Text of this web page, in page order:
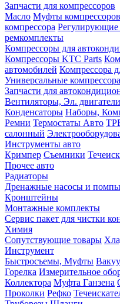
Запчасти для компрессоров
Масло Муфты компрессоров
компрессора Регулирующие
ремкомплекты
Компрессоры для
Компрессоры KTC Parts
автомобилей Компрессора
Универсальные компрессора
Запчасти для
Вентиляторы, Эл. двигатели
Конденсаторы Наборы,
Ремни Термостаты Авто
салонный
Инструменты авто
Кримпер Съемники
Прочее авто
Радиаторы
Дренажные насосы и помпы
Кронштейны
Монтажные комплекты
Сервис пакет для чистки
Химия
Сопутствующие товары
Инструмент
Быстросъемы, Муфты
Горелка Измерительное
Коллектора Муфта Ганзена
Проколки Рефко